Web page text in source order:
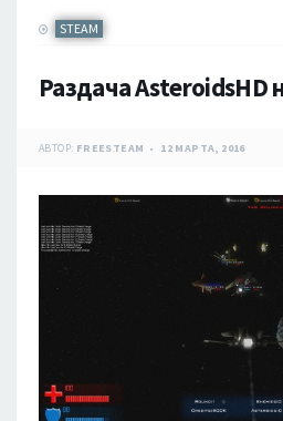
STEAM
Раздача AsteroidsHD
АВТОР: FREESTEAM 12 МАРТА, 2016